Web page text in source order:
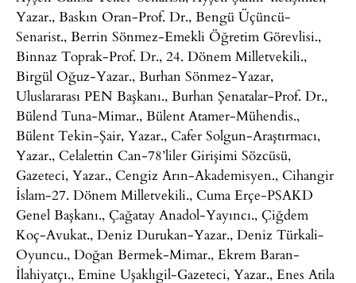
Yazar., Baskın Oran-Prof. Dr., Bengü Üçüncü-
Senarist., Berrin Sönmez-Emekli Öğretim Görevlisi.,
Binnaz Toprak-Prof. Dr., 24. Dönem Milletvekili.,
Birgül Oğuz-Yazar., Burhan Sönmez-Yazar,
Uluslararası PEN Başkanı., Burhan Şenatalar-Prof. Dr.,
Bülend Tuna-Mimar., Bülent Atamer-Mühendis.,
Bülent Tekin-Şair, Yazar., Cafer Solgun-Araştırmacı,
Yazar., Celalettin Can-78’liler Girişimi Sözcüsü,
Gazeteci, Yazar., Cengiz Arın-Akademisyen., Cihangir
İslam-27. Dönem Milletvekili., Cuma Erçe-PSAKD
Genel Başkanı., Çağatay Anadol-Yayıncı., Çiğdem
Koç-Avukat., Deniz Durukan-Yazar., Deniz Türkali-
Oyuncu., Doğan Bermek-Mimar., Ekrem Baran-
İlahiyatçı., Emine Uşaklıgil-Gazeteci, Yazar., Enes Atila